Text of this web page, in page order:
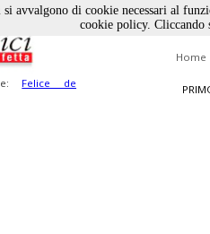
Felice de
Home
avvalgono di cookie necessari al
cookie policy. Cliccando